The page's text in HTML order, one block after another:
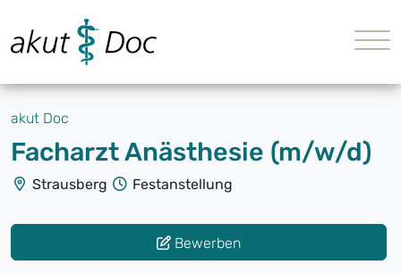
akut Doc
Facharzt Anästhesie (m/w/d)
Strausberg Festanstellung
Bewerben